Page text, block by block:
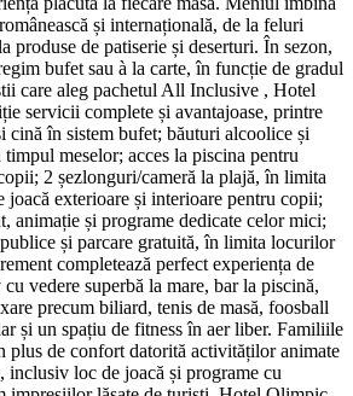
și internațională, de la feluri
produse de patiserie și deserturi. În sezon,
bufet sau à la carte, în funcție de gradul
care aleg pachetul All Inclusive , Hotel
servicii complete și avantajoase, printre
cină în sistem bufet; băuturi alcoolice și
meselor; acces la piscina pentru
2 șezlonguri/cameră la plajă, în limita
exterioare și interioare pentru copii;
animație și programe dedicate celor mici;
și parcare gratuită, în limita locurilor
completează perfect experiența de
vedere superbă la mare, bar la piscină,
precum biliard, tenis de masă, foosball
și un spațiu de fitness în aer liber. Familiile
plus de confort datorită activităților animate
inclusiv loc de joacă și programe cu